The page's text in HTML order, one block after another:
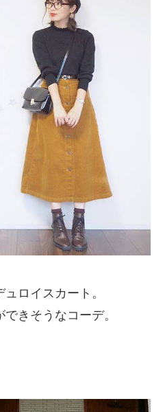
ロイスカート。
きそうなコーデ。